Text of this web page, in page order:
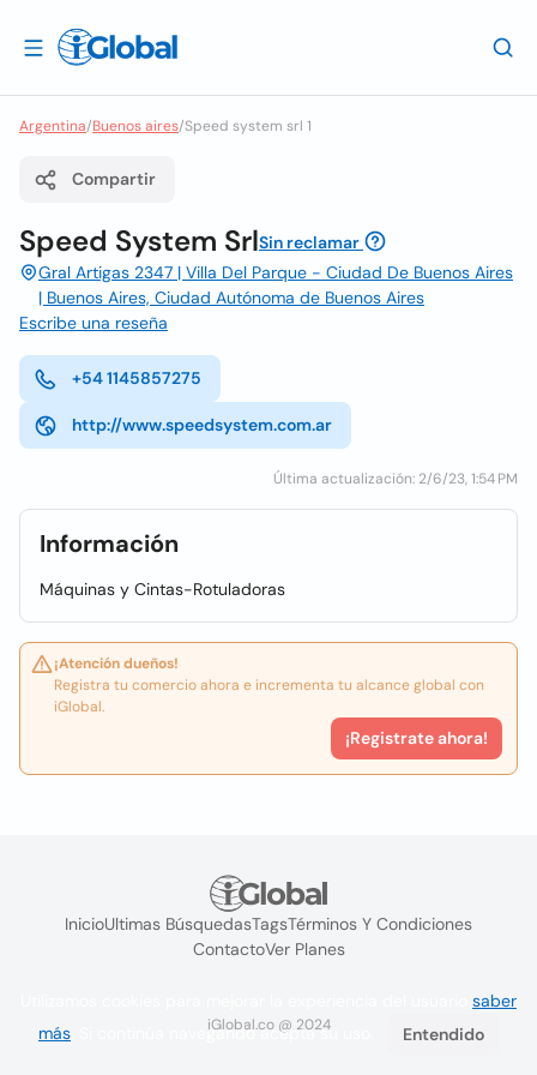
Argentina/Buenos aires/Speed system srl 1
Compartir
Speed System SrlSin reclamar
Gral Artigas 2347 | Villa Del Parque - Ciudad De Buenos Aires
| Buenos Aires, Ciudad Autónoma de Buenos Aires
Escribe una reseña
+54 1145857275
http://www.speedsystem.com.ar
Última actualización: 2/6/23, 1:54 PM
Información
Máquinas y Cintas-Rotuladoras
¡Atención dueños!
Registra tu comercio ahora e incrementa tu alcance global con
iGlobal.
¡Registrate ahora!
InicioUltimas BúsquedasTagsTérminos Y Condiciones
ContactoVer Planes
iGlobal.co @ 2024
saber
más . Si continúa navegando acepta su uso. Entendido